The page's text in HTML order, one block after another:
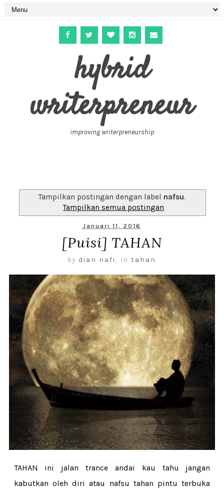
hybrid
writerpreneur
improving writerpreneurship
Tampilkan postingan dengan label nafsu.
Tampilkan semua postingan
Januari 11, 2016
[Puisi] TAHAN
by dian nafi , in tahan
TAHAN ini jalan trance andai kau tahu jangan
kabutkan oleh diri atau nafsu tahan pintu terbuka